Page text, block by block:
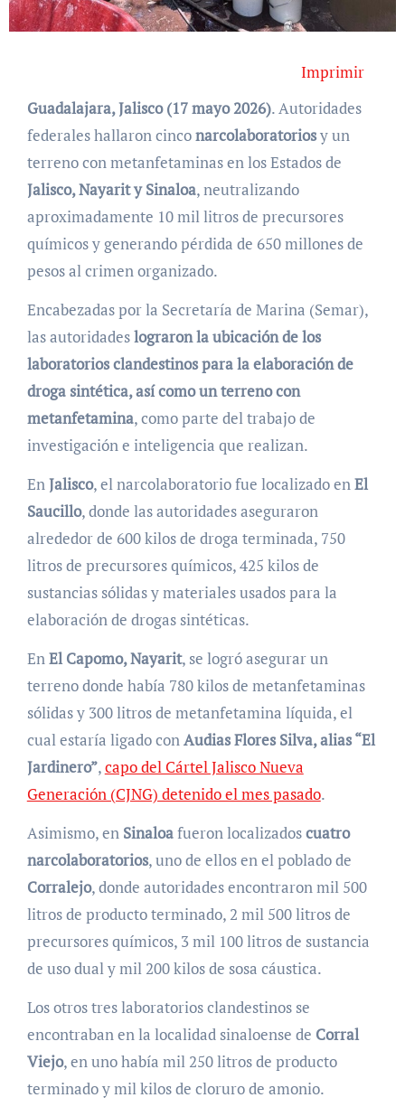
Imprimir
Guadalajara, Jalisco (17 mayo 2026). Autoridades
federales hallaron cinconarcolaboratoriosy un
terreno con metanfetaminas en los Estados de
Jalisco, Nayarit y Sinaloa, neutralizando
aproximadamente 10 mil litros de precursores
químicos y generando pérdida de 650 millones de
pesos al crimen organizado.
Encabezadas por la Secretaría de Marina (Semar),
las autoridadeslograron la ubicación de los
laboratorios clandestinos para la elaboración de
droga sintética, así como un terreno con
metanfetamina, como parte del trabajo de
investigación e inteligencia que realizan.
EnJalisco, el narcolaboratorio fue localizado enEl
Saucillo, donde las autoridades aseguraron
alrededor de 600 kilos de droga terminada, 750
litros de precursores químicos, 425 kilos de
sustancias sólidas y materiales usados para la
elaboración de drogas sintéticas.
EnEl Capomo, Nayarit, se logró asegurar un
terreno donde había 780 kilos de metanfetaminas
sólidas y 300 litros de metanfetamina líquida, el
cual estaría ligado conAudias Flores Silva, alias “El
Jardinero”,capo del Cártel Jalisco Nueva
Generación (CJNG) detenido el mes pasado.
Asimismo, en Sinaloafueron localizadoscuatro
narcolaboratorios, uno de ellos en el poblado de
Corralejo, donde autoridades encontraron mil 500
litros de producto terminado, 2 mil 500 litros de
precursores químicos, 3 mil 100 litros de sustancia
de uso dual y mil 200 kilos de sosa cáustica.
Los otros tres laboratorios clandestinos se
encontraban en la localidad sinaloense de Corral
Viejo, en uno había mil 250 litros de producto
terminado y mil kilos de cloruro de amonio.